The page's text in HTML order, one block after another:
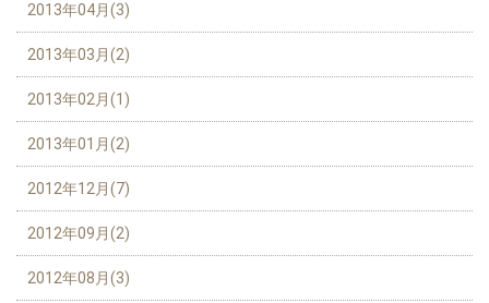
2013年04月(3)
2013年03月(2)
2013年02月(1)
2013年01月(2)
2012年12月(7)
2012年09月(2)
2012年08月(3)